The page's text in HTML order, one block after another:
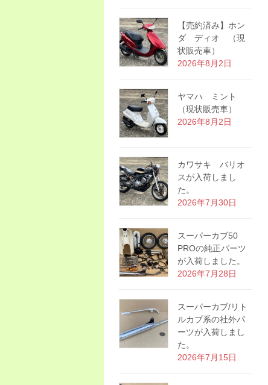
【売約済み】ホン
ダ ディオ （現
状販売車）
2026年8月2日
ヤマハ ミント
（現状販売車）
2026年8月2日
カワサキ バリオ
スが入荷しまし
た。
2026年7月30日
スーパーカブ50
PROの純正パーツ
が入荷しました。
2026年7月28日
スーパーカブ/リト
ルカブ系の社外パ
ーツが入荷しまし
た。
2026年7月15日